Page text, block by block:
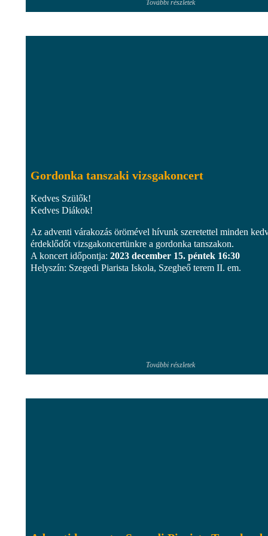
További részletek
Gordonka tanszaki vizsgakoncert
Kedves Szülők!
Kedves Diákok!
Az adventi várakozás örömével hívunk szeretettel minden
érdeklődőt vizsgakoncertünkre a gordonka tanszakon.
A koncert időpontja: 2023 december 15. péntek 16:30
Helyszín: Szegedi Piarista Iskola, Szegheő terem II. em.
További részletek